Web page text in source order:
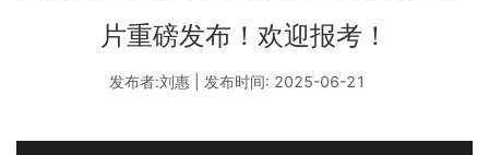
片重磅发布！欢迎报考！
发布者:刘惠 | 发布时间: 2025-06-21